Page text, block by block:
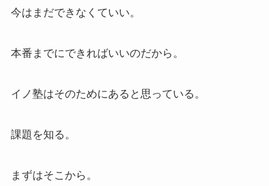
今はまだできなくていい。
本番までにできればいいのだから。
イノ塾はそのためにあると思っている。
課題を知る。
まずはそこから。